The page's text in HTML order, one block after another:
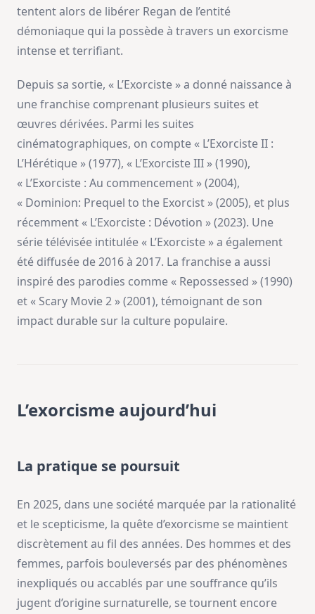
tentent alors de libérer Regan de l’entité
démoniaque qui la possède à travers un exorcisme
intense et terrifiant.
Depuis sa sortie, « L’Exorciste » a donné naissance à
une franchise comprenant plusieurs suites et
œuvres dérivées. Parmi les suites
cinématographiques, on compte « L’Exorciste II :
L’Hérétique » (1977), « L’Exorciste III » (1990),
« L’Exorciste : Au commencement » (2004),
« Dominion: Prequel to the Exorcist » (2005), et plus
récemment « L’Exorciste : Dévotion » (2023). Une
série télévisée intitulée « L’Exorciste » a également
été diffusée de 2016 à 2017. La franchise a aussi
inspiré des parodies comme « Repossessed » (1990)
et « Scary Movie 2 » (2001), témoignant de son
impact durable sur la culture populaire.
L’exorcisme aujourd’hui
La pratique se poursuit
En 2025, dans une société marquée par la rationalité
et le scepticisme, la quête d’exorcisme se maintient
discrètement au fil des années. Des hommes et des
femmes, parfois bouleversés par des phénomènes
inexpliqués ou accablés par une souffrance qu’ils
jugent d’origine surnaturelle, se tournent encore